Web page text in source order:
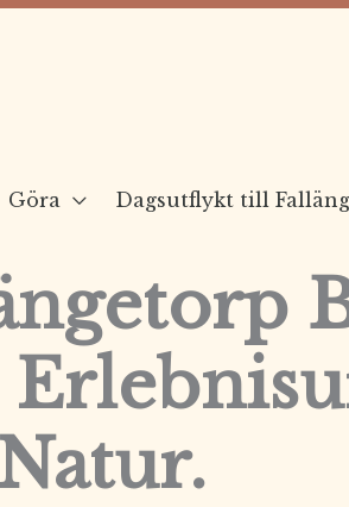
Göra Dagsutflykt till